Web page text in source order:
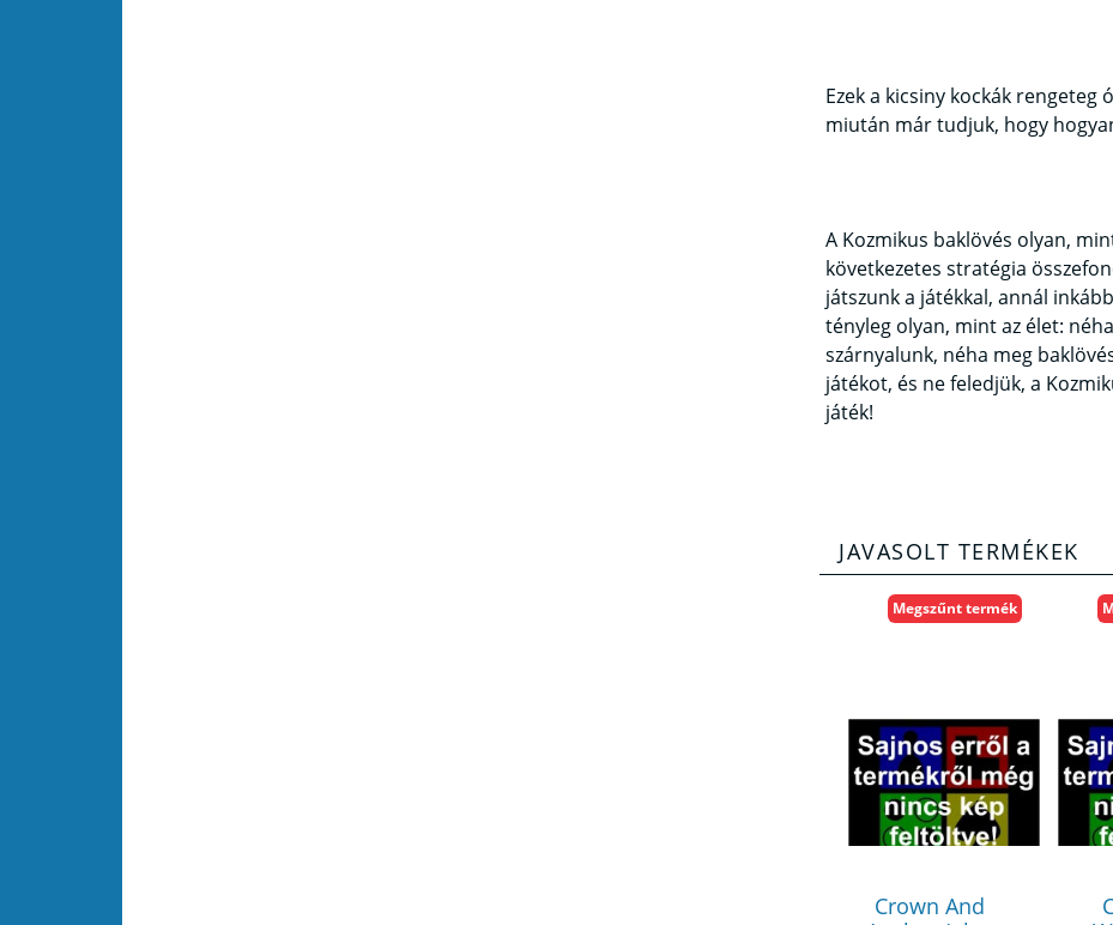
Ezek a kicsiny kockák
miután már tudjuk, hogy
A Kozmikus baklövés olyan,
következetes stratégia
játszunk a játékkal, annál
tényleg olyan, mint az élet:
szárnyalunk, néha meg
játékot, és ne feledjük, a
játék!
JAVASOLT TERMÉKEK
Crown And
Megszűnt termék